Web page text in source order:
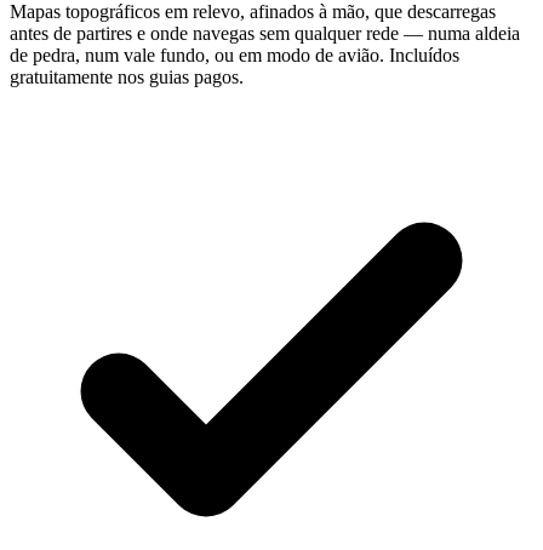
Mapas topográficos em relevo, afinados à mão, que descarregas
antes de partires e onde navegas sem qualquer rede — numa aldeia
de pedra, num vale fundo, ou em modo de avião. Incluídos
gratuitamente nos guias pagos.